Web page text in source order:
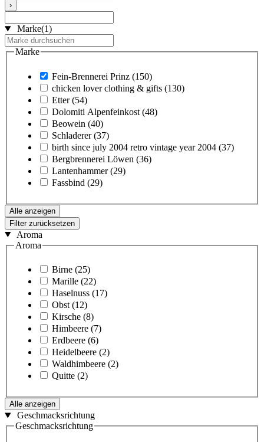
›
Marke(1)
Marke
Fein-Brennerei Prinz (150)
chicken lover clothing & gifts (130)
Etter (54)
Dolomiti Alpenfeinkost (48)
Beowein (40)
Schladerer (37)
birth since july 2004 retro vintage year 2004 (37)
Bergbrennerei Löwen (36)
Lantenhammer (29)
Fassbind (29)
Alle anzeigen
Filter zurücksetzen
Aroma
Aroma
Birne (25)
Marille (22)
Haselnuss (17)
Obst (12)
Kirsche (8)
Himbeere (7)
Erdbeere (6)
Heidelbeere (2)
Waldhimbeere (2)
Quitte (2)
Alle anzeigen
Geschmacksrichtung
Geschmacksrichtung